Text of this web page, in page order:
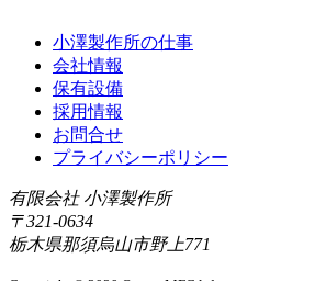
小澤製作所の仕事
会社情報
保有設備
採用情報
お問合せ
プライバシーポリシー
有限会社 小澤製作所
〒321-0634
栃木県那須烏山市野上771